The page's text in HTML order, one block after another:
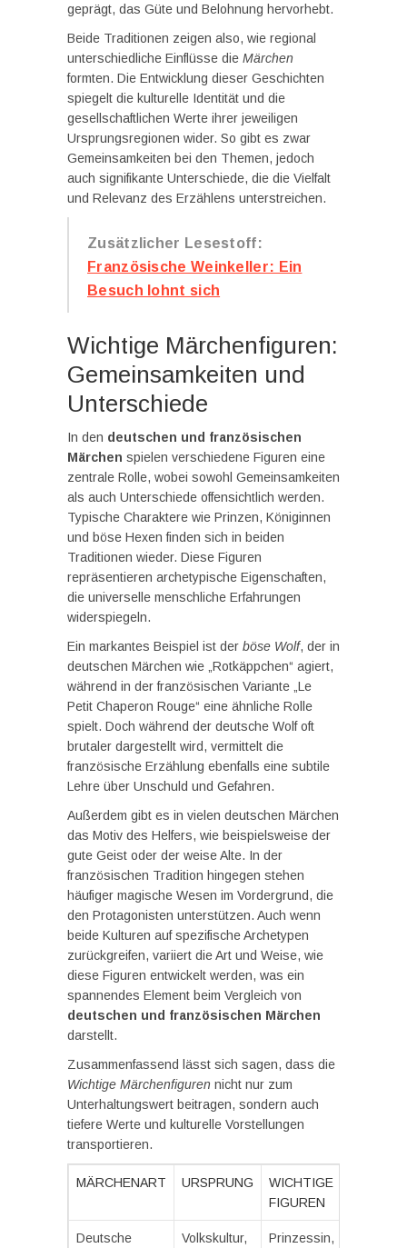
geprägt, das Güte und Belohnung hervorhebt.
Beide Traditionen zeigen also, wie regional
unterschiedliche Einflüsse die Märchen
formten. Die Entwicklung dieser Geschichten
spiegelt die kulturelle Identität und die
gesellschaftlichen Werte ihrer jeweiligen
Ursprungsregionen wider. So gibt es zwar
Gemeinsamkeiten bei den Themen, jedoch
auch signifikante Unterschiede, die die Vielfalt
und Relevanz des Erzählens unterstreichen.
Zusätzlicher Lesestoff:
Französische Weinkeller: Ein
Besuch lohnt sich
Wichtige Märchenfiguren:
Gemeinsamkeiten und
Unterschiede
In den deutschen und französischen
Märchen spielen verschiedene Figuren eine
zentrale Rolle, wobei sowohl Gemeinsamkeiten
als auch Unterschiede offensichtlich werden.
Typische Charaktere wie Prinzen, Königinnen
und böse Hexen finden sich in beiden
Traditionen wieder. Diese Figuren
repräsentieren archetypische Eigenschaften,
die universelle menschliche Erfahrungen
widerspiegeln.
Ein markantes Beispiel ist der böse Wolf, der in
deutschen Märchen wie „Rotkäppchen“ agiert,
während in der französischen Variante „Le
Petit Chaperon Rouge“ eine ähnliche Rolle
spielt. Doch während der deutsche Wolf oft
brutaler dargestellt wird, vermittelt die
französische Erzählung ebenfalls eine subtile
Lehre über Unschuld und Gefahren.
Außerdem gibt es in vielen deutschen Märchen
das Motiv des Helfers, wie beispielsweise der
gute Geist oder der weise Alte. In der
französischen Tradition hingegen stehen
häufiger magische Wesen im Vordergrund, die
den Protagonisten unterstützen. Auch wenn
beide Kulturen auf spezifische Archetypen
zurückgreifen, variiert die Art und Weise, wie
diese Figuren entwickelt werden, was ein
spannendes Element beim Vergleich von
deutschen und französischen Märchen
darstellt.
Zusammenfassend lässt sich sagen, dass die
Wichtige Märchenfiguren nicht nur zum
Unterhaltungswert beitragen, sondern auch
tiefere Werte und kulturelle Vorstellungen
transportieren.
MÄRCHENART URSPRUNG
WICHTIGE
FIGUREN
Deutsche Volkskultur, Prinzessin,